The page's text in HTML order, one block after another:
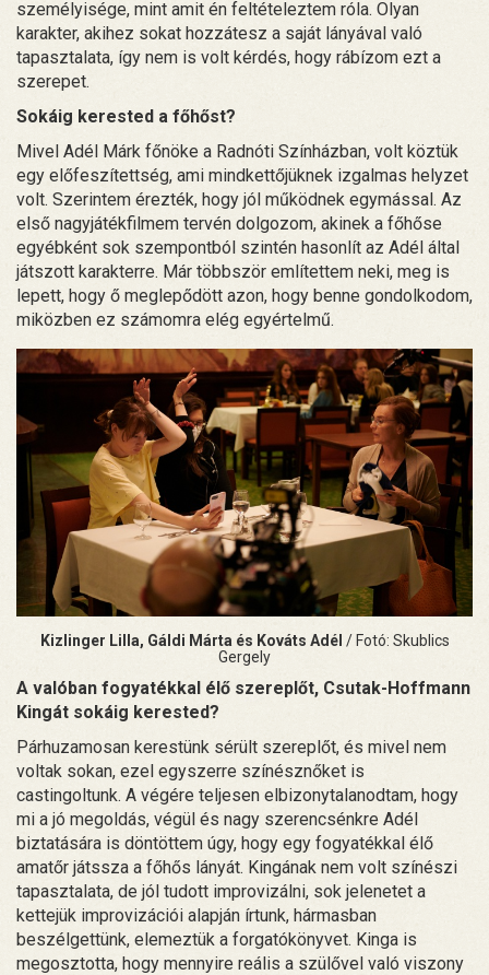
személyisége, mint amit én feltételeztem róla. Olyan
karakter, akihez sokat hozzátesz a saját lányával való
tapasztalata, így nem is volt kérdés, hogy rábízom ezt a
szerepet.
Sokáig kerested a főhőst?
Mivel Adél Márk főnöke a Radnóti Színházban, volt köztük
egy előfeszítettség, ami mindkettőjüknek izgalmas helyzet
volt. Szerintem érezték, hogy jól működnek egymással. Az
első nagyjátékfilmem tervén dolgozom, akinek a főhőse
egyébként sok szempontból szintén hasonlít az Adél által
játszott karakterre. Már többször említettem neki, meg is
lepett, hogy ő meglepődött azon, hogy benne gondolkodom,
miközben ez számomra elég egyértelmű.
Kizlinger Lilla, Gáldi Márta és Kováts Adél / Fotó: Skublics
Gergely
A valóban fogyatékkal élő szereplőt, Csutak-Hoffmann
Kingát sokáig kerested?
Párhuzamosan kerestünk sérült szereplőt, és mivel nem
voltak sokan, ezel egyszerre színésznőket is
castingoltunk. A végére teljesen elbizonytalanodtam, hogy
mi a jó megoldás, végül és nagy szerencsénkre Adél
biztatására is döntöttem úgy, hogy egy fogyatékkal élő
amatőr játssza a főhős lányát. Kingának nem volt színészi
tapasztalata, de jól tudott improvizálni, sok jelenetet a
kettejük improvizációi alapján írtunk, hármasban
beszélgettünk, elemeztük a forgatókönyvet. Kinga is
megosztotta, hogy mennyire reális a szülővel való viszony